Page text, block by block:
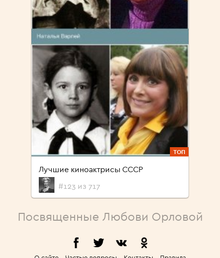
ТОП
Лучшие киноактрисы СССР
#123 из 717
Посвященные Любови Орловой